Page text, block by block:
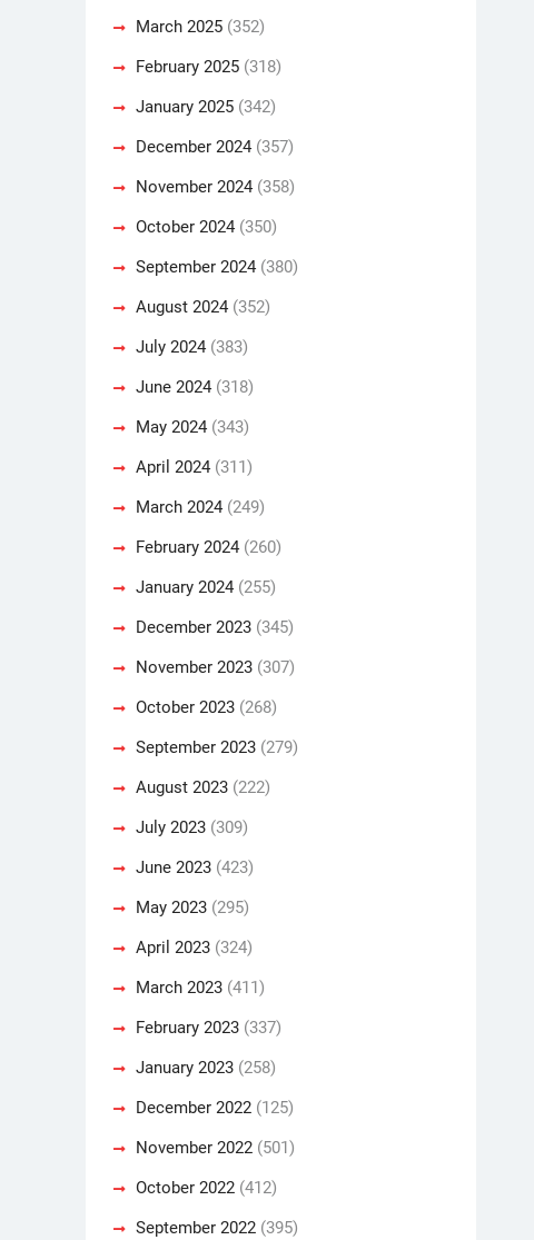
March 2025 (352)
February 2025 (318)
January 2025 (342)
December 2024 (357)
November 2024 (358)
October 2024 (350)
September 2024 (380)
August 2024 (352)
July 2024 (383)
June 2024 (318)
May 2024 (343)
April 2024 (311)
March 2024 (249)
February 2024 (260)
January 2024 (255)
December 2023 (345)
November 2023 (307)
October 2023 (268)
September 2023 (279)
August 2023 (222)
July 2023 (309)
June 2023 (423)
May 2023 (295)
April 2023 (324)
March 2023 (411)
February 2023 (337)
January 2023 (258)
December 2022 (125)
November 2022 (501)
October 2022 (412)
September 2022 (395)